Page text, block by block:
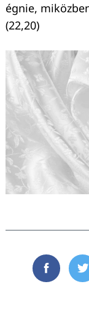
égnie,
(22,20)